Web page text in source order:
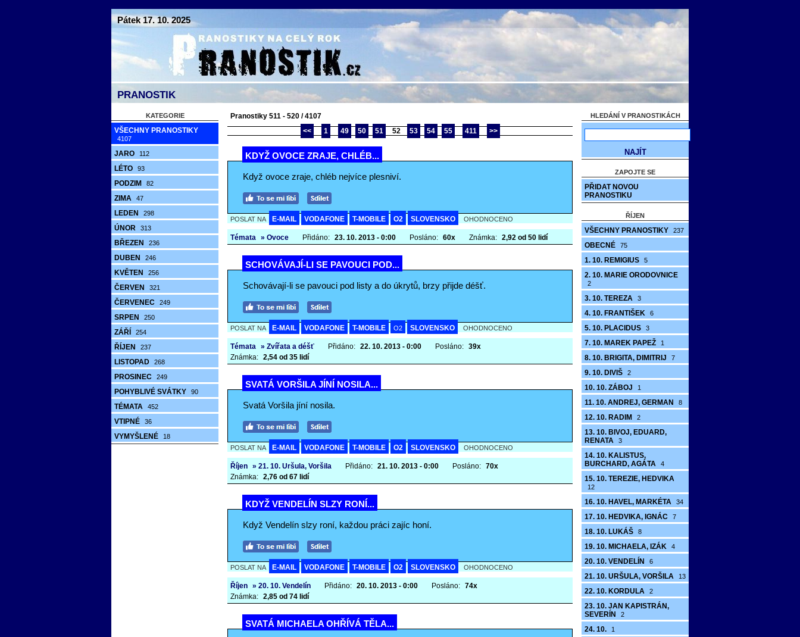
Pátek 17. 10. 2025
PRANOSTIK
KATEGORIE
VŠECHNY PRANOSTIKY
4107
JARO 112
LÉTO 93
PODZIM 82
ZIMA 47
LEDEN 298
ÚNOR 313
BŘEZEN 236
DUBEN 246
KVĚTEN 256
ČERVEN 321
ČERVENEC 249
SRPEN 250
ZÁŘÍ 254
ŘÍJEN 237
LISTOPAD 268
PROSINEC 249
POHYBLIVÉ SVÁTKY 90
TÉMATA 452
VTIPNÉ 36
VYMYŠLENÉ 18
Pranostiky 511 - 520 / 4107
<<
1 49 50 51 52 53 54 55 411 >>
KDYŽ OVOCE ZRAJE, CHLÉB...
Když ovoce zraje, chléb nejvíce plesniví.
POSLAT NA E-MAIL VODAFONE T-MOBILE O2 SLOVENSKO OHODNOCENO
Témata » Ovoce Přidáno: 23. 10. 2013 - 0:00 Posláno: 60x Známka: 2,92 od 50 lidí
SCHOVÁVAJÍ-LI SE PAVOUCI POD...
Schovávají-li se pavouci pod listy a do úkrytů, brzy přijde déšť.
POSLAT NA E-MAIL VODAFONE T-MOBILE O2 SLOVENSKO OHODNOCENO
Témata » Zvířata a déšť Přidáno: 22. 10. 2013 - 0:00 Posláno: 39x
Známka: 2,54 od 35 lidí
SVATÁ VORŠILA JÍNÍ NOSILA...
Svatá Voršila jíní nosila.
POSLAT NA E-MAIL VODAFONE T-MOBILE O2 SLOVENSKO OHODNOCENO
Říjen » 21. 10. Uršula, Voršila Přidáno: 21. 10. 2013 - 0:00 Posláno: 70x
Známka: 2,76 od 67 lidí
KDYŽ VENDELÍN SLZY RONÍ...
Když Vendelín slzy roní, každou práci zajíc honí.
POSLAT NA E-MAIL VODAFONE T-MOBILE O2 SLOVENSKO OHODNOCENO
Říjen » 20. 10. Vendelín Přidáno: 20. 10. 2013 - 0:00 Posláno: 74x
Známka: 2,85 od 74 lidí
SVATÁ MICHAELA OHŘÍVÁ TĚLA...
HLEDÁNÍ V PRANOSTIKÁCH
ZAPOJTE SE
PŘIDAT NOVOU
PRANOSTIKU
ŘÍJEN
VŠECHNY PRANOSTIKY 237
OBECNÉ 75
1. 10. REMIGIUS 5
2. 10. MARIE ORODOVNICE
2
3. 10. TEREZA 3
4. 10. FRANTIŠEK 6
5. 10. PLACIDUS 3
7. 10. MAREK PAPEŽ 1
8. 10. BRIGITA, DIMITRIJ 7
9. 10. DIVIŠ 2
10. 10. ZÁBOJ 1
11. 10. ANDREJ, GERMAN 8
12. 10. RADIM 2
13. 10. BIVOJ, EDUARD,
RENATA
3
14. 10. KALISTUS,
BURCHARD, AGÁTA
4
15. 10. TEREZIE, HEDVIKA
12
16. 10. HAVEL, MARKÉTA 34
17. 10. HEDVIKA, IGNÁC 7
18. 10. LUKÁŠ 8
19. 10. MICHAELA, IZÁK 4
20. 10. VENDELÍN 6
21. 10. URŠULA, VORŠILA 13
22. 10. KORDULA 2
23. 10. JAN KAPISTRÁN,
SEVERÍN
2
24. 10. 1